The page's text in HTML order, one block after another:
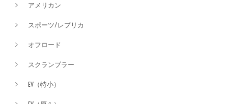
アメリカン
スポーツ/レプリカ
オフロード
スクランブラー
EV（特小）